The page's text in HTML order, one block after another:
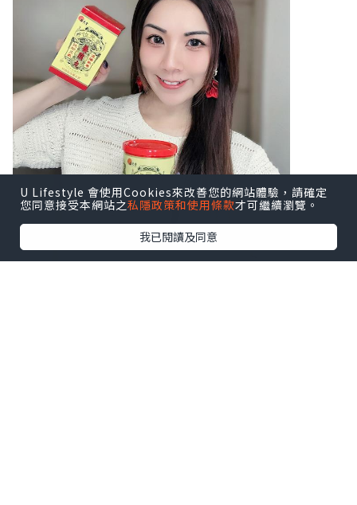
U Lifestyle 會使用Cookies來改善您的網站體驗，請確定
您同意接受本網站之私隱政策和使用條款才可繼續瀏覽。
我已閱讀及同意